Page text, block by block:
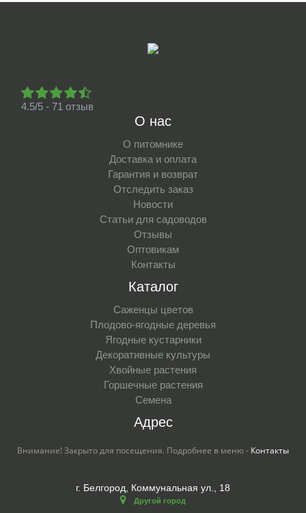
4.5/5 - 71 отзыв
О нас
О питомнике
Доставка и оплата
Гарантия и возврат
Отследить заказ
Новости
Статьи для садоводов
Отзывы
Оптовикам
Контакты
Каталог
Саженцы цветов
Плодово-ягодные деревья
Ягодные кустарники
Декоративные культуры
Хвойные растения
Горшечные растения
Семена
Адрес
Внимание! Закрыто для посещения. Подробнее в меню - Контакты
г. Белгород, Коммунальная ул., 18
Другой город